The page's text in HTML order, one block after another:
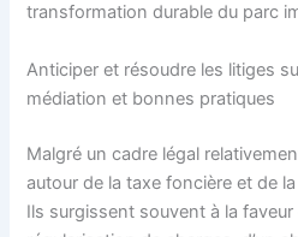
transformation durable du parc
Anticiper et résoudre les litiges
médiation et bonnes pratiques
Malgré un cadre légal
autour de la taxe foncière et de
Ils surgissent souvent à la faveur